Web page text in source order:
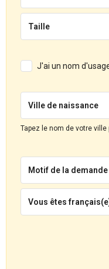
Taille
J'ai un nom
Ville de naissance
Tapez le nom de votre
Motif de la demande
Vous êtes